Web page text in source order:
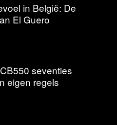
in België: De
El Guero
seventies
eigen regels